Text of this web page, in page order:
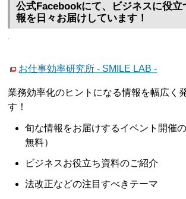
公式Facebookにて、ビジネスに役立
報を日々お届けしています！
お仕事効率研究所 - SMILE LAB -
業務効率化のヒントになる情報を幅広く
す！
旬な情報をお届けするイベント開催
無料）
ビジネスお役立ち資料のご紹介
法改正などの注目すべきテーマ